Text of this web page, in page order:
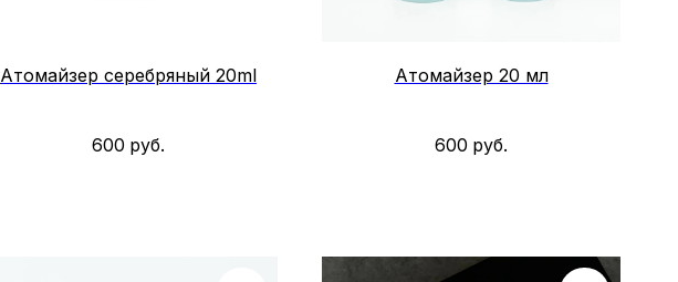
Атомайзер серебряный 20ml
600 руб.
Атомайзер 20 мл
600 руб.